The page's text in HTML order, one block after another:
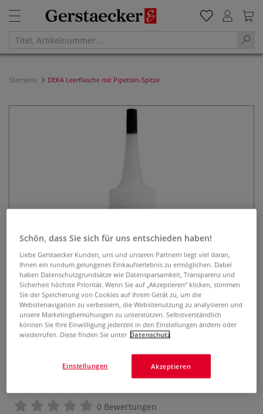
Startseite DEKA Leerflasche mit Pipetten-Spitze
DEKA Leerflasche mit Pipetten-
0 Bewertungen
Schön, dass Sie sich für uns entschieden haben!
Liebe Gerstaecker Kunden, uns und unseren Partnern liegt viel daran,
Ihnen ein rundum gelungenes Einkaufserlebnis zu ermöglichen. Dabei
haben Datenschutzgrundsätze wie Datensparsamkeit, Transparenz und
Sicherheit höchste Priorität. Wenn Sie auf „Akzeptieren“ klicken, stimmen
Sie der Speicherung von Cookies auf Ihrem Gerät zu, um die
Websitenavigation zu verbessern, die Websitenutzung zu analysieren und
unsere Marketingbemühungen zu unterstützen. Selbstverständlich
können Sie Ihre Einwilligung jederzeit in den Einstellungen ändern oder
wiederrufen. Diese finden Sie unter Datenschutz
Akzeptieren
Einstellungen